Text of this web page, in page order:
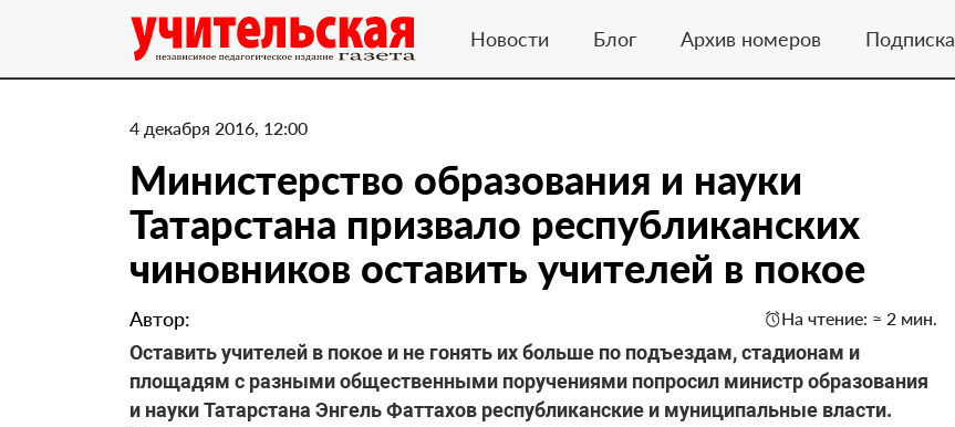
Новости Блог Архив номеров Подписка
4 декабря 2016, 12:00
Министерство образования и науки
Татарстана призвало республиканских
чиновников оставить учителей в покое
Автор: На чтение: ≈ 2 мин.
Оставить учителей в покое и не гонять их больше по подъездам, стадионам и
площадям с разными общественными поручениями попросил министр образования
и науки Татарстана Энгель Фаттахов республиканские и муниципальные власти.